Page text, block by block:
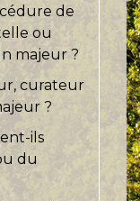
de
ou
majeur ?
curateur
?
ils
du